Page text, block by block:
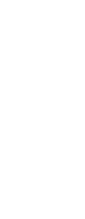
poplatek v místě: